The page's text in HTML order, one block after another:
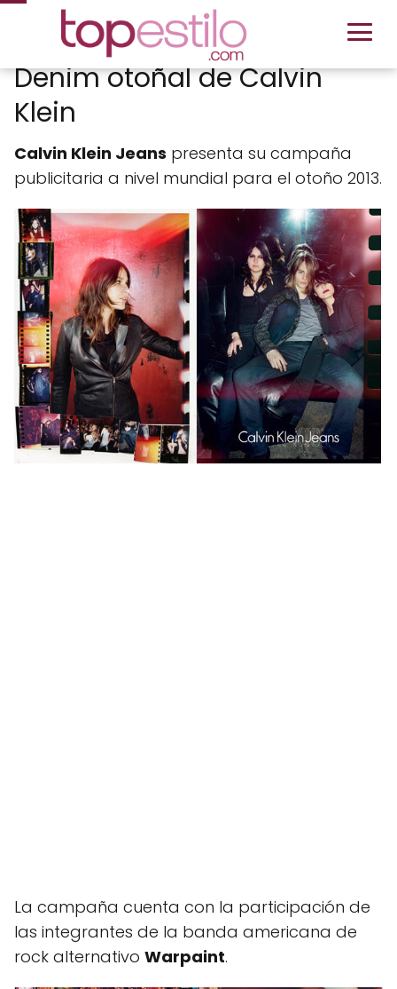
Denim otoñal de Calvin
Klein
Calvin Klein Jeans presenta su campaña
publicitaria a nivel mundial para el otoño 2013.
La campaña cuenta con la participación de
las integrantes de la banda americana de
rock alternativo Warpaint.